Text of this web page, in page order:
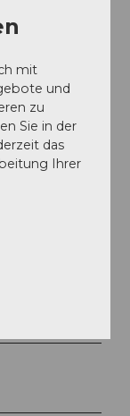
mit
und
zu
Sie in der
das
Ihrer